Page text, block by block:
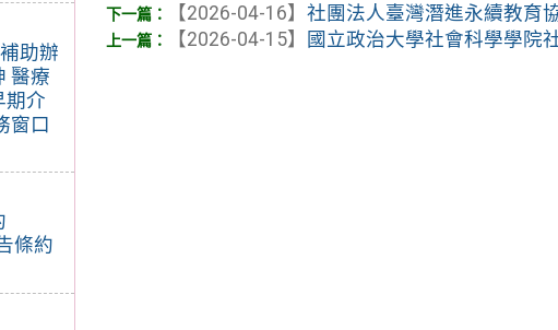
助辦
醫療
期介
窗口
條約
【2026-04-16】社團法人臺灣潛進永續教育
【2026-04-15】 國立政治大學社會科學學院